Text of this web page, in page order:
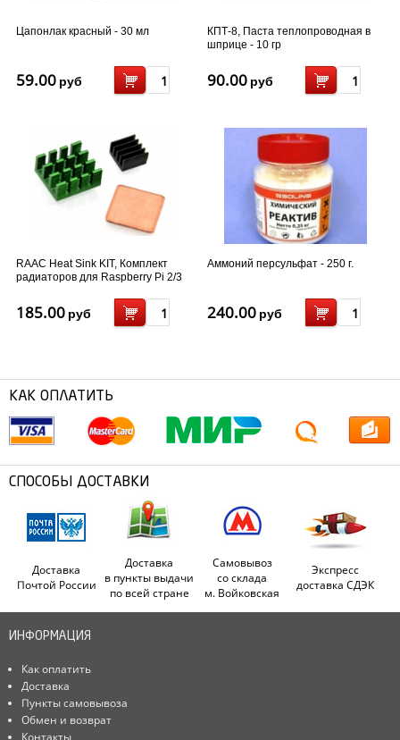
Цапонлак красный - 30 мл
59.00 руб
КПТ-8, Паста теплопроводная в
шприце - 10 гр
90.00 руб
RAAC Heat Sink KIT, Комплект
радиаторов для Raspberry Pi 2/3
185.00 руб
Аммоний персульфат - 250 г.
240.00 руб
КАК ОПЛАТИТЬ
СПОСОБЫ ДОСТАВКИ
Доставка
Почтой России
Доставка
в пункты выдачи
по всей стране
Самовывоз
со склада
м. Войковская
Экспресс
доставка СДЭК
ИНФОРМАЦИЯ
Как оплатить
Доставка
Пункты самовывоза
Обмен и возврат
Контакты